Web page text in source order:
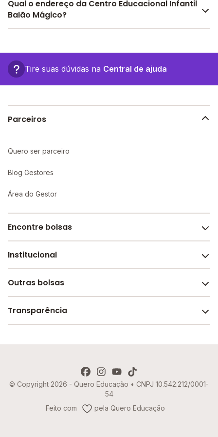
Pesquise bolsas disponíveis no Melhor Escola e
encontre o melhor desconto para você.
Qual o endereço da Centro Educacional Infantil
Balão Mágico?
Carlos Hand, 283 - Marechal Floriano - ES.
Tire suas dúvidas na Central de ajuda
Parceiros
Quero ser parceiro
Blog Gestores
Área do Gestor
Encontre bolsas
Melhores escolas de São Paulo
Escolas por cidade e bairro
Institucional
Sobre o Melhor Escola
Revista Melhor Escola
Outras bolsas
Faculdades e universidades
Transparência
Política de Cookies
© Copyright 2026 - Quero Educação • CNPJ 10.542.212/0001-
54
Feito com
pela Quero Educação